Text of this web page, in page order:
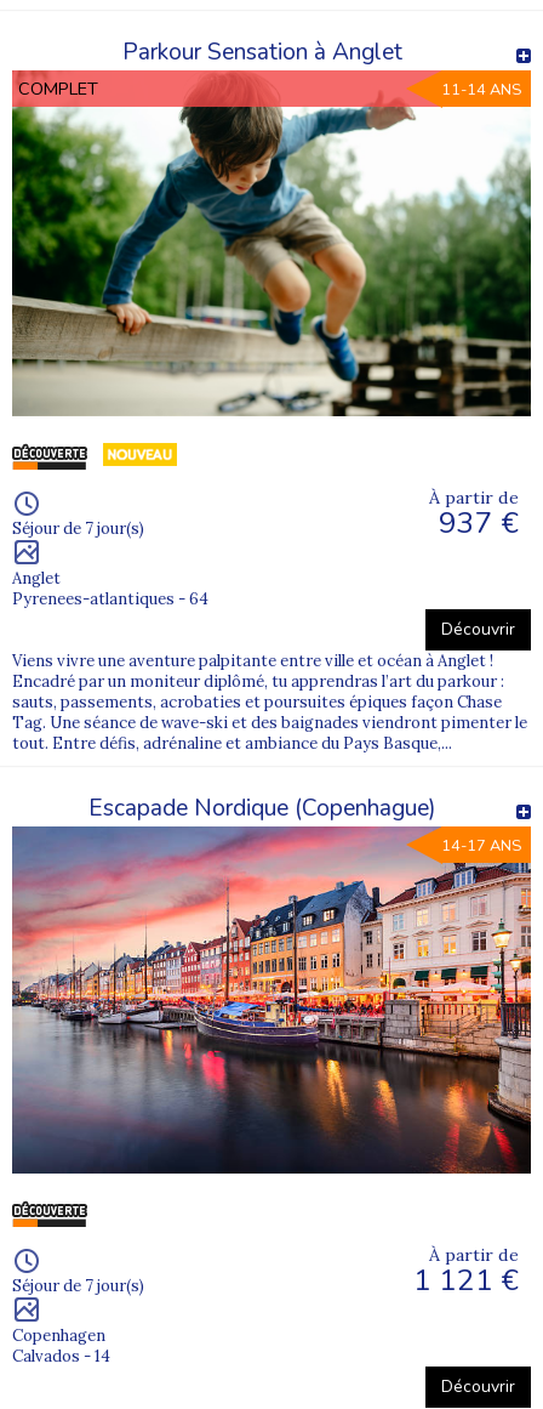
Parkour Sensation à Anglet
COMPLET 11-14 ANS
Séjour de 7 jour(s)
Anglet
Pyrenees-atlantiques - 64
À partir de
937 €
Découvrir
Viens vivre une aventure palpitante entre ville et océan à Anglet !
Encadré par un moniteur diplômé, tu apprendras l’art du parkour :
sauts, passements, acrobaties et poursuites épiques façon Chase
Tag. Une séance de wave-ski et des baignades viendront pimenter le
tout. Entre défis, adrénaline et ambiance du Pays Basque,...
Escapade Nordique (Copenhague)
14-17 ANS
Séjour de 7 jour(s)
Copenhagen
Calvados - 14
À partir de
1 121 €
Découvrir